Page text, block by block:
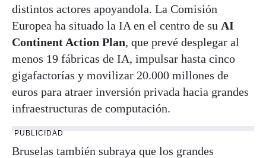
distintos actores apoyandola. La Comisión
Europea ha situado la IA en el centro de su AI
Continent Action Plan, que prevé desplegar al
menos 19 fábricas de IA, impulsar hasta cinco
gigafactorías y movilizar 20.000 millones de
euros para atraer inversión privada hacia grandes
infraestructuras de computación.
PUBLICIDAD
Bruselas también subraya que los grandes